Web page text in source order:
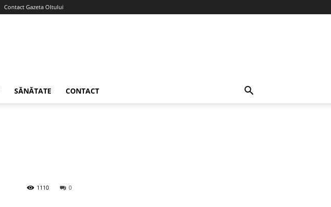
Contact Gazeta Oltului
SĂNĂTATE CONTACT
0
1110